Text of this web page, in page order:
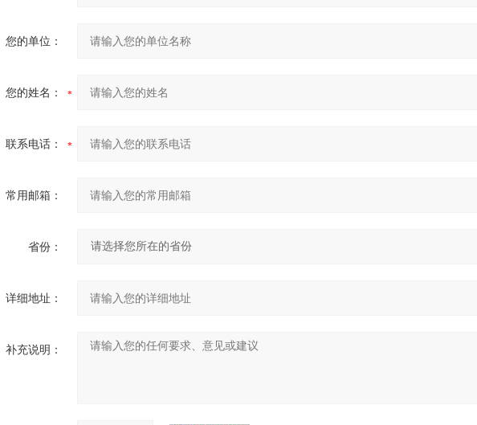
您的单位：
您的姓名：
联系电话：
常用邮箱：
省份：
详细地址：
补充说明：